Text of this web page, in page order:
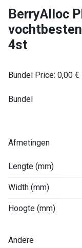
BerryAlloc
4st
Bundel Price: 0,00 €
Bundel
Afmetingen
Lengte (mm)
Width (mm)
Hoogte (mm)
Andere